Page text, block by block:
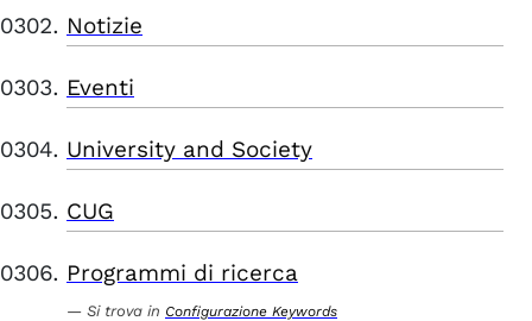
Notizie
Eventi
University and Society
CUG
Programmi di ricerca
Si trova in Configurazione Keywords